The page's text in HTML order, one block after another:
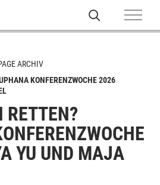
ARCHIV
KONFERENZWOCHE 2026
RETTEN?
YU UND MAJA